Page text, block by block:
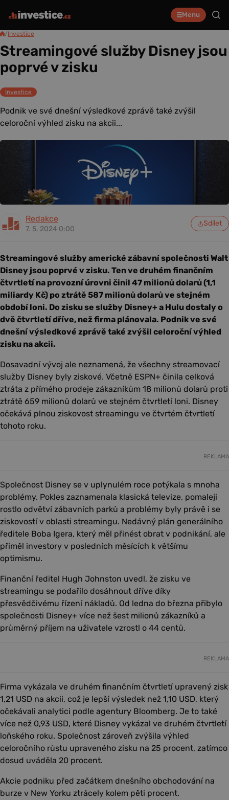
Menu
/Investice
Streamingové služby Disney jsou
poprvé v zisku
Investice
Podnik ve své dnešní výsledkové zprávě také zvýšil
celoroční výhled zisku na akcii...
Redakce
7. 5. 2024 0:00
Sdílet
Streamingové služby americké zábavní společnosti Walt
Disney jsou poprvé v zisku. Ten ve druhém finančním
čtvrtletí na provozní úrovni činil 47 milionů dolarů (1,1
miliardy Kč) po ztrátě 587 milionů dolarů ve stejném
období loni. Do zisku se služby Disney+ a Hulu dostaly o
dvě čtvrtletí dříve, než firma plánovala. Podnik ve své
dnešní výsledkové zprávě také zvýšil celoroční výhled
zisku na akcii.
Dosavadní vývoj ale neznamená, že všechny streamovací
služby Disney byly ziskové. Včetně ESPN+ činila celková
ztráta z přímého prodeje zákazníkům 18 milionů dolarů proti
ztrátě 659 milionů dolarů ve stejném čtvrtletí loni. Disney
očekává plnou ziskovost streamingu ve čtvrtém čtvrtletí
tohoto roku.
REKLAMA
Společnost Disney se v uplynulém roce potýkala s mnoha
problémy. Pokles zaznamenala klasická televize, pomaleji
rostlo odvětví zábavních parků a problémy byly právě i se
ziskovostí v oblasti streamingu. Nedávný plán generálního
ředitele Boba Igera, který měl přinést obrat v podnikání, ale
přiměl investory v posledních měsících k většímu
optimismu.
Finanční ředitel Hugh Johnston uvedl, že zisku ve
streamingu se podařilo dosáhnout dříve díky
přesvědčivému řízení nákladů. Od ledna do března přibylo
společnosti Disney+ více než šest milionů zákazníků a
průměrný příjem na uživatele vzrostl o 44 centů.
REKLAMA
Firma vykázala ve druhém finančním čtvrtletí upravený zisk
1,21 USD na akcii, což je lepší výsledek než 1,10 USD, který
očekávali analytici podle agentury Bloomberg. Je to také
více než 0,93 USD, které Disney vykázal ve druhém čtvrtletí
loňského roku. Společnost zároveň zvýšila výhled
celoročního růstu upraveného zisku na 25 procent, zatímco
dosud uváděla 20 procent.
Akcie podniku před začátkem dnešního obchodování na
burze v New Yorku ztrácely kolem pěti procent.